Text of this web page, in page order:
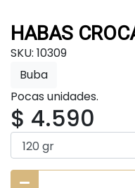
HABAS
SKU: 10309
Buba
Pocas unidades.
$ 4.590